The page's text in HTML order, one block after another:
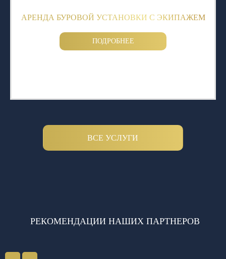
АРЕНДА БУРОВОЙ УСТАНОВКИ С ЭКИПАЖЕМ
ПОДРОБНЕЕ
ВСЕ УСЛУГИ
РЕКОМЕНДАЦИИ НАШИХ ПАРТНЕРОВ